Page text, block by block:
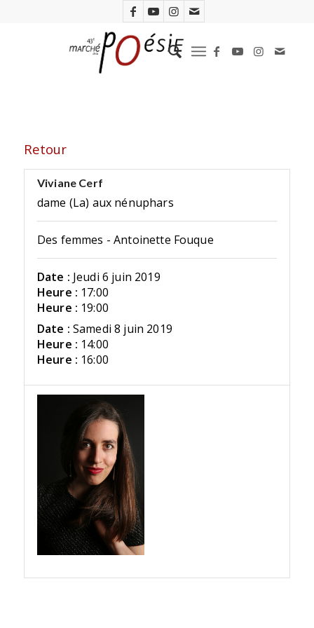
Retour
Viviane Cerf
dame (La) aux nénuphars
Des femmes - Antoinette Fouque
Date : Jeudi 6 juin 2019
Heure : 17:00
Heure : 19:00
Date : Samedi 8 juin 2019
Heure : 14:00
Heure : 16:00